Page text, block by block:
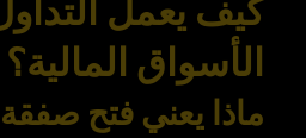
كيف يعمل
الأسواق المالية؟
ماذا يعني فتح